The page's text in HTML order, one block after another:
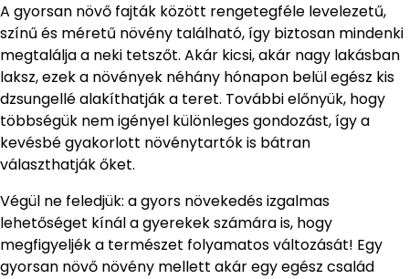
A gyorsan növő fajták között rengetegféle levelezetű,
színű és méretű növény található, így biztosan mindenki
megtalálja a neki tetszőt. Akár kicsi, akár nagy lakásban
laksz, ezek a növények néhány hónapon belül egész kis
dzsungellé alakíthatják a teret. További előnyük, hogy
többségük nem igényel különleges gondozást, így a
kevésbé gyakorlott növénytartók is bátran
választhatják őket.
Végül ne feledjük: a gyors növekedés izgalmas
lehetőséget kínál a gyerekek számára is, hogy
megfigyeljék a természet folyamatos változását! Egy
gyorsan növő növény mellett akár egy egész család